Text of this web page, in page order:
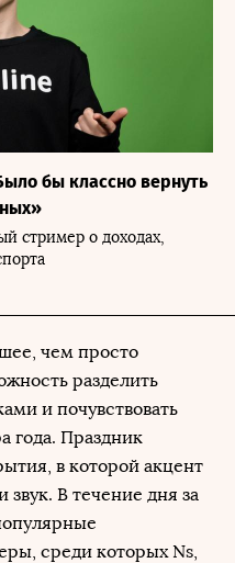
бы классно вернуть
стример о доходах,
чем просто
разделить
и почувствовать
года. Праздник
в которой акцент
В течение дня за
среди которых Ns,